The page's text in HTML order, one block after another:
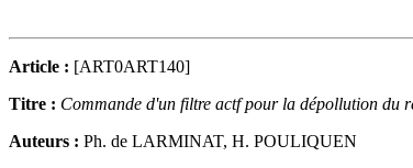
Article : [ART0ART140]
Titre : Commande d'un filtre actf pour la dépollution du
Auteurs : Ph. de LARMINAT, H. POULIQUEN